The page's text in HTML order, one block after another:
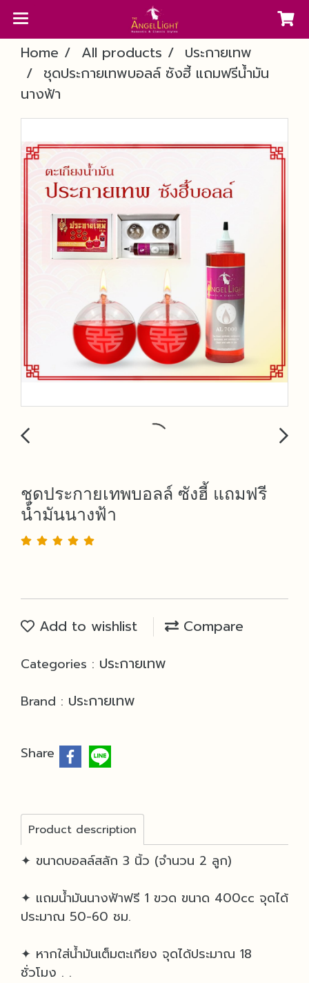
Home All products
ประกายเทพ
ชุดประกายเทพบอลล์ ซังฮี้ แถมฟรีน้ำมัน
นางฟ้า
ชุดประกายเทพบอลล์ ซังฮี้ แถมฟรี
น้ำมันนางฟ้า
Add to wishlist Compare
Categories : ประกายเทพ
Brand : ประกายเทพ
Share
Product description
✦ ขนาดบอลล์สลัก 3 นิ้ว (จำนวน 2 ลูก)
✦ แถมน้ำมันนางฟ้าฟรี 1 ขวด ขนาด 400cc จุดได้
ประมาณ 50-60 ชม.
✦ หากใส่น้ำมันเต็มตะเกียง จุดได้ประมาณ 18
ชั่วโมง . .